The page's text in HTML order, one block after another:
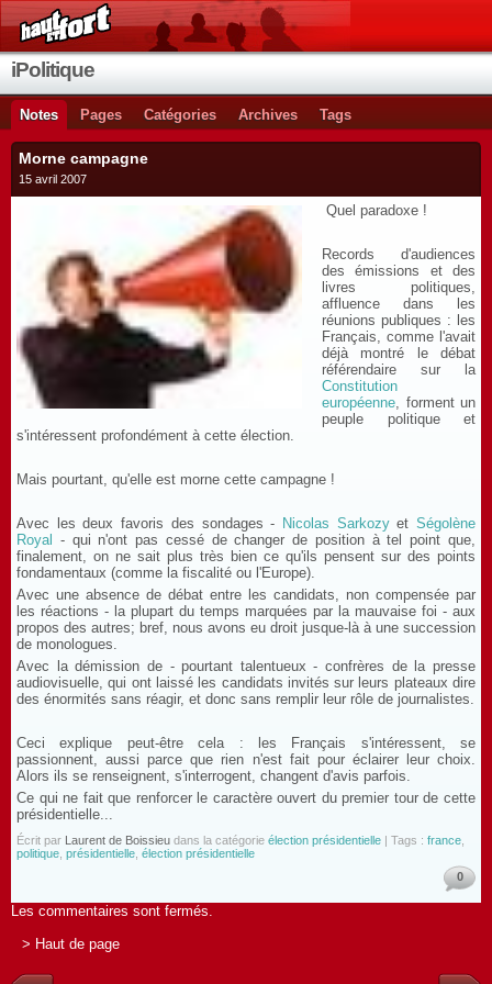
iPolitique
Notes Pages Catégories Archives Tags
Morne campagne
15 avril 2007
Quel paradoxe !
Records d'audiences
des émissions et des
livres politiques,
affluence dans les
réunions publiques : les
Français, comme l'avait
déjà montré le débat
référendaire sur la
Constitution
européenne, forment un
peuple politique et
s'intéressent profondément à cette élection.
Mais pourtant, qu'elle est morne cette campagne !
Avec les deux favoris des sondages - Nicolas SarkozyetSégolène
Royal - qui n'ont pas cessé de changer de position à tel point que,
finalement, on ne sait plus très bien ce qu'ils pensent sur des points
fondamentaux (comme la fiscalité ou l'Europe).
Avec une absence de débat entre les candidats, non compensée par
les réactions - la plupart du temps marquées par la mauvaise foi - aux
propos des autres; bref, nous avons eu droit jusque-là à une succession
de monologues.
Avec la démission de - pourtant talentueux - confrères de la presse
audiovisuelle, qui ont laissé les candidats invités sur leurs plateaux dire
des énormités sans réagir, et donc sans remplir leur rôle de journalistes.
Ceci explique peut-être cela : les Français s'intéressent, se
passionnent, aussi parce que rien n'est fait pour éclairer leur choix.
Alors ils se renseignent, s'interrogent, changent d'avis parfois.
Ce qui ne fait que renforcer le caractère ouvert du premier tour de cette
présidentielle...
Écrit par Laurent de Boissieu dans la catégorie élection présidentielle | Tags : france
politique présidentielle élection présidentielle
0
Les commentaires sont fermés.
> Haut de page